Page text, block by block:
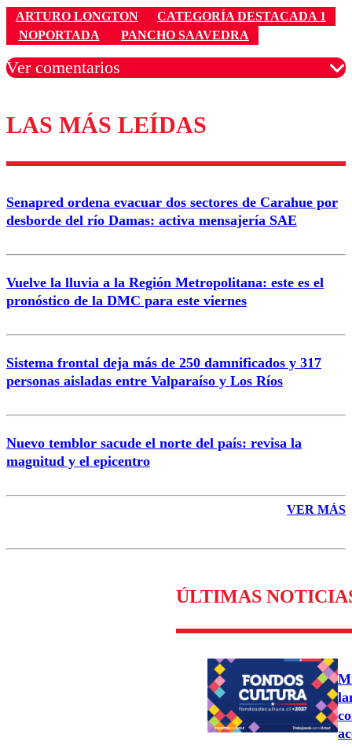
ARTURO LONGTON
CATEGORÍA DESTACADA 1
NOPORTADA
PANCHO SAAVEDRA
Ver comentarios
Los comentarios son moderados para garantizar un
diálogo respetuoso.
Correo
Enviar comentario
LAS MÁS LEÍDAS
Senapred ordena evacuar dos sectores de Carahue por
desborde del río Damas: activa mensajería SAE
Vuelve la lluvia a la Región Metropolitana: este es el
pronóstico de la DMC para este viernes
Sistema frontal deja más de 250 damnificados y 317
personas aisladas entre Valparaíso y Los Ríos
Nuevo temblor sacude el norte del país: revisa la
magnitud y el epicentro
VER MÁS
ÚLTIMAS